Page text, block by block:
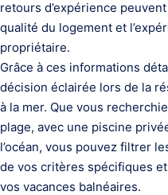
retours d’expérience
qualité du logement et
propriétaire.
Grâce à ces informations
décision éclairée lors de la
à la mer. Que vous
plage, avec une piscine
l’océan, vous pouvez filtrer
de vos critères spécifiques
vos vacances balnéaires.